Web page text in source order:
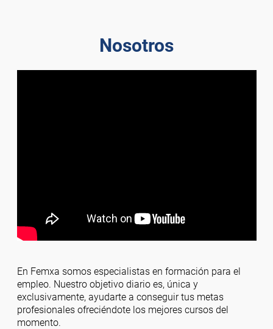
Nosotros
En Femxa somos especialistas en formación para el
empleo. Nuestro objetivo diario es, única y
exclusivamente, ayudarte a conseguir tus metas
profesionales ofreciéndote los mejores cursos del
momento.